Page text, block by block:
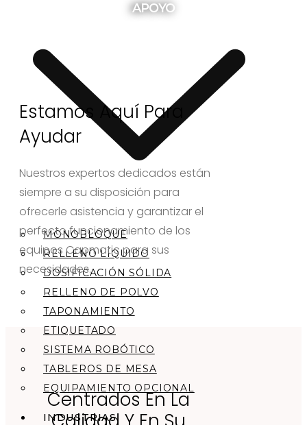
MONOBLOQUE
RELLENO LÍQUIDO
DOSIFICACIÓN SÓLIDA
RELLENO DE POLVO
TAPONAMIENTO
ETIQUETADO
SISTEMA ROBÓTICO
TABLEROS DE MESA
EQUIPAMIENTO OPCIONAL
INDUSTRIAS
APOYO
Estamos Aquí Para
Ayudar
Nuestros expertos dedicados están
siempre a su disposición para
ofrecerle asistencia y garantizar el
perfecto funcionamiento de los
equipos Capmatic para sus
necesidades.
Centrados En La